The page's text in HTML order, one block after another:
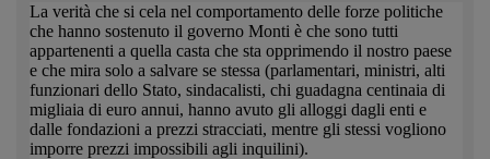
La verità che si cela nel comportamento delle forze politiche
che hanno sostenuto il governo Monti è che sono tutti
appartenenti a quella casta che sta opprimendo il nostro paese
e che mira solo a salvare se stessa (parlamentari, ministri, alti
funzionari dello Stato, sindacalisti, chi guadagna centinaia di
migliaia di euro annui, hanno avuto gli alloggi dagli enti e
dalle fondazioni a prezzi stracciati, mentre gli stessi vogliono
imporre prezzi impossibili agli inquilini).